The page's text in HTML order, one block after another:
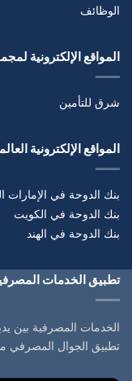
الوظائف
المواقع الإلكترونية
شرق للتأمين
المواقع الإلكترونية
بنك الدوحة في الإمارات
بنك الدوحة في الكويت
بنك الدوحة في الهند
تطبيق الخدمات
الخدمات المصرفية بين
تطبيق الجوال المصرفي